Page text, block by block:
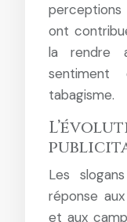
ont
la rendre
tabagisme.
Les
réponse
et aux